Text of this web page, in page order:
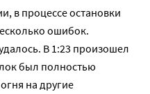
в процессе остановки
ошибок.
В 1:23 произошел
был полностью
на другие